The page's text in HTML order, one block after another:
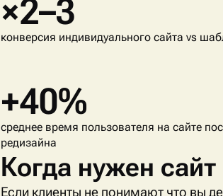
×2–3
конверсия индивидуального сайта vs
+40%
среднее время пользователя на сайте
редизайна
Когда нужен сайт
Если клиенты не понимают что вы